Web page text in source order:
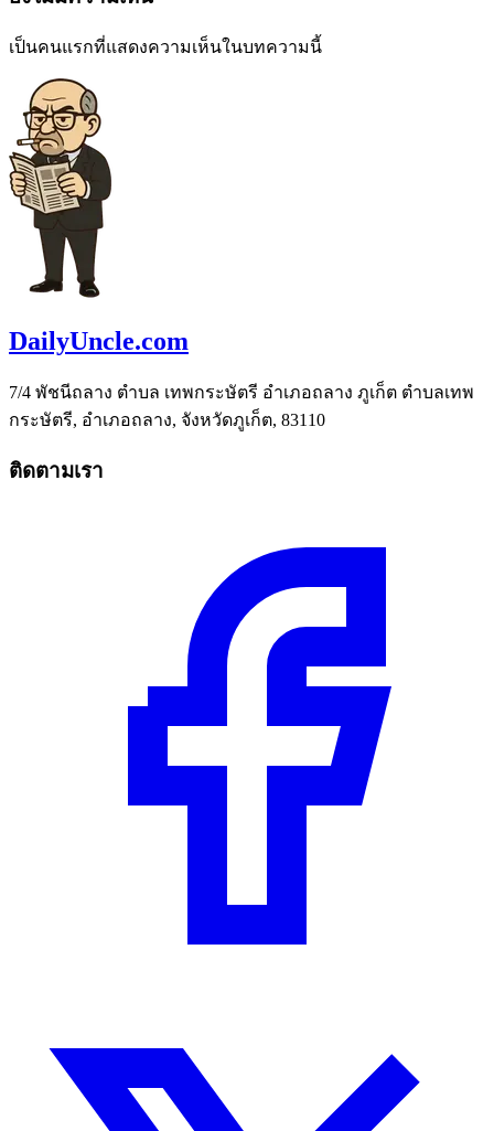
เป็นคนแรกที่แสดงความเห็นในบทความนี้
DailyUncle.com
7/4 พัชนีถลาง ตำบล เทพกระษัตรี อำเภอถลาง ภูเก็ต ตำบลเทพ
กระษัตรี, อำเภอถลาง, จังหวัดภูเก็ต, 83110
ติดตามเรา